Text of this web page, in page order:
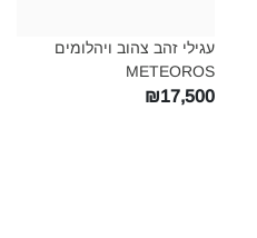
עגילי זהב צהוב ויהלומים
METEOROS‎
₪17,500